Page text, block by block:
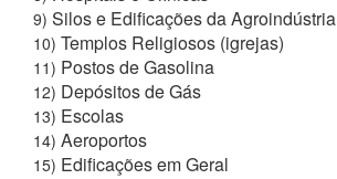
9) Silos e Edificações da Agroindústria
10) Templos Religiosos (igrejas)
11) Postos de Gasolina
12) Depósitos de Gás
13) Escolas
14) Aeroportos
15) Edificações em Geral